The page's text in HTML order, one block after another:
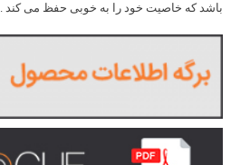
باشد که خاصیت خود را به خوبی حفظ می کند .